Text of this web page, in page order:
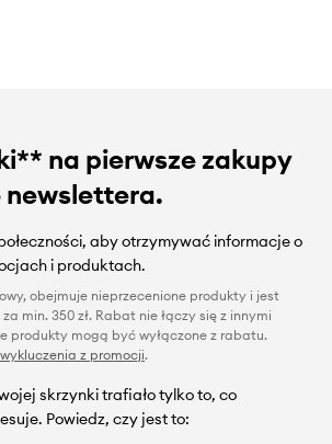
na pierwsze zakupy
newslettera.
aby otrzymywać informacje o
i produktach.
obejmuje nieprzecenione produkty i jest
min. 350 zł. Rabat nie łączy się z innymi
produkty mogą być wyłączone z rabatu.
wykluczenia z promocji.
skrzynki trafiało tylko to, co
Powiedz, czy jest to: